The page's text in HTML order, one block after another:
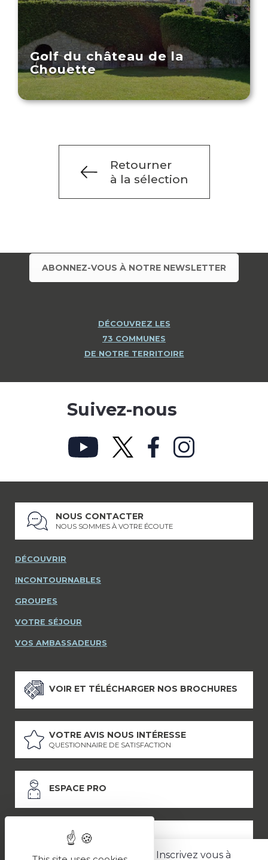
Golf du château de la
Chouette
Retourner
à la sélection
Inscrivez vous à
ABONNEZ-VOUS À NOTRE NEWSLETTER
DÉCOUVREZ LES
73 COMMUNES
DE NOTRE TERRITOIRE
Suivez-nous
NOUS CONTACTER
NOUS SOMMES À VOTRE ÉCOUTE
DÉCOUVRIR
INCONTOURNABLES
GROUPES
VOTRE SÉJOUR
VOS AMBASSADEURS
VOIR ET TÉLÉCHARGER NOS BROCHURES
VOTRE AVIS NOUS INTÉRESSE
QUESTIONNAIRE DE SATISFACTION
ESPACE PRO
ESPACE PRESSE